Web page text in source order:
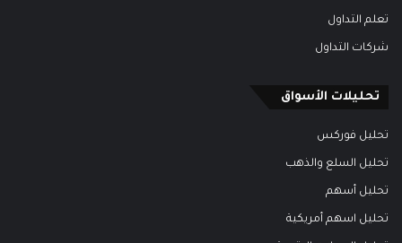
تعلم التداول
شركات التداول
تحليلات الأسواق
تحليل فوركس
تحليل السلع والذهب
تحليل أسهم
تحليل اسهم أمريكية